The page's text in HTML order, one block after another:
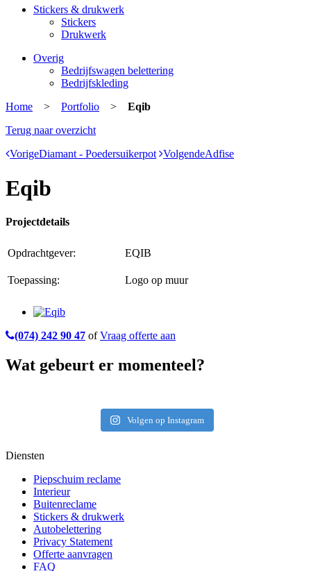
Stickers & drukwerk
Stickers
Drukwerk
Overig
Bedrijfswagen belettering
Bedrijfskleding
Home > Portfolio > Eqib
Terug naar overzicht
VorigeDiamant - Poedersuikerpot VolgendeAdfise
Eqib
Projectdetails
Opdrachtgever: EQIB
Toepassing: Logo op muur
(074) 242 90 47 of Vraag offerte aan
Wat gebeurt er momenteel?
Volgen op Instagram
Diensten
Piepschuim reclame
Interieur
Buitenreclame
Stickers & drukwerk
Autobelettering
Privacy Statement
Offerte aanvragen
FAQ